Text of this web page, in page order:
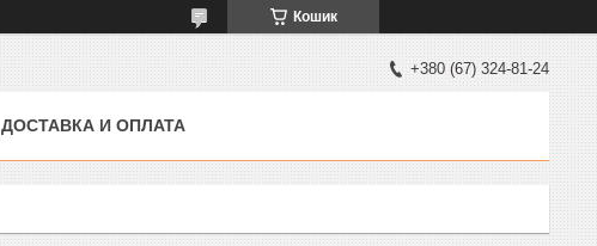
Кошик
+380 (67) 324-81-24
ДОСТАВКА И ОПЛАТА